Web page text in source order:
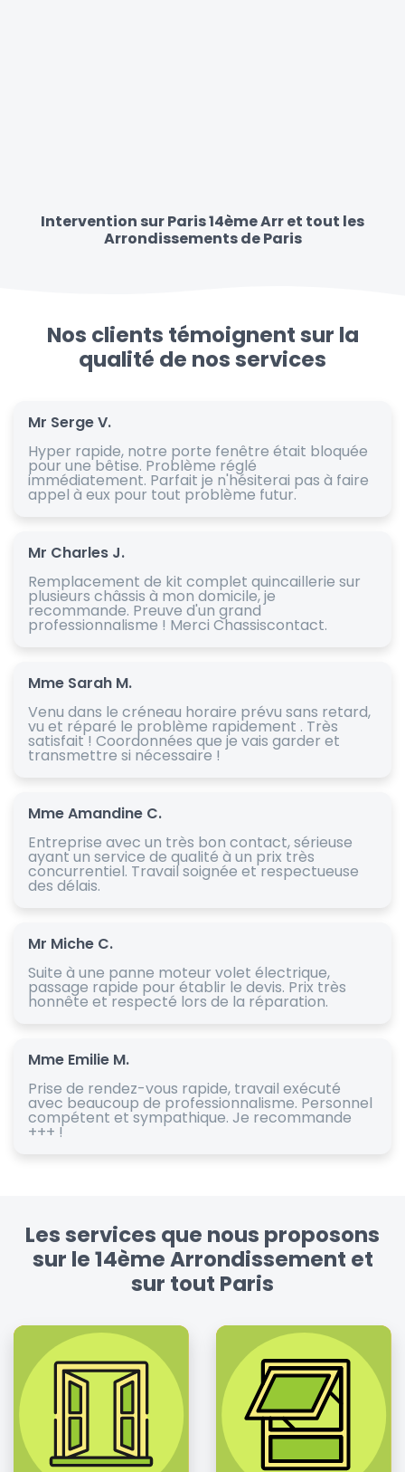
Intervention sur Paris 14ème Arr et tout les
Arrondissements de Paris
Nos clients témoignent sur la
qualité de nos services
Mr Serge V.
Hyper rapide, notre porte fenêtre était bloquée
pour une bêtise. Problème réglé
immédiatement. Parfait je n'hésiterai pas à faire
appel à eux pour tout problème futur.
Mr Charles J.
Remplacement de kit complet quincaillerie sur
plusieurs châssis à mon domicile, je
recommande. Preuve d'un grand
professionnalisme ! Merci Chassiscontact.
Mme Sarah M.
Venu dans le créneau horaire prévu sans retard,
vu et réparé le problème rapidement . Très
satisfait ! Coordonnées que je vais garder et
transmettre si nécessaire !
Mme Amandine C.
Entreprise avec un très bon contact, sérieuse
ayant un service de qualité à un prix très
concurrentiel. Travail soignée et respectueuse
des délais.
Mr Miche C.
Suite à une panne moteur volet électrique,
passage rapide pour établir le devis. Prix très
honnête et respecté lors de la réparation.
Mme Emilie M.
Prise de rendez-vous rapide, travail exécuté
avec beaucoup de professionnalisme. Personnel
compétent et sympathique. Je recommande
+++ !
Les services que nous proposons
sur le 14ème Arrondissement et
sur tout Paris